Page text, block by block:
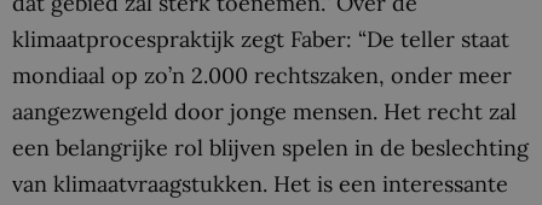
klimaatprocespraktijk zegt Faber: “De teller staat
mondiaal op zo’n 2.000 rechtszaken, onder meer
aangezwengeld door jonge mensen. Het recht zal
een belangrijke rol blijven spelen in de beslechting
van klimaatvraagstukken. Het is een interessante